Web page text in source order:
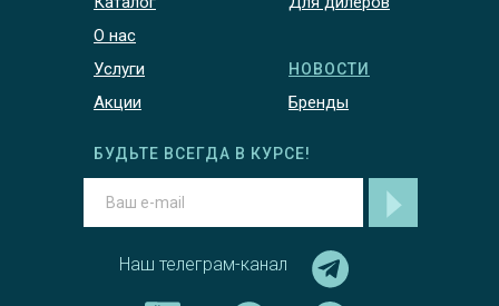
О нас
Услуги
Акции
НОВОСТИ
Бренды
Наш телеграм-канал
БУДЬТЕ ВСЕГДА В КУРСЕ!